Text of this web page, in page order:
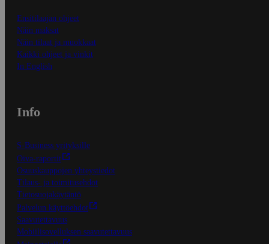
Ensitilaajan ohjeet
Näin maksat
Näin tilaat ja muokkaat
Kaikki ohjeet ja vinkit
In English
Info
S-Business yrityksille
Oiva-raportit
Osuuskauppojen yhteystiedot
Tilaus- ja toimitusehdot
Tietosuojakäytäntö
Palvelun käyttöehdot
Saavutettavuus
Mobiilisovelluksen saavutettavuus